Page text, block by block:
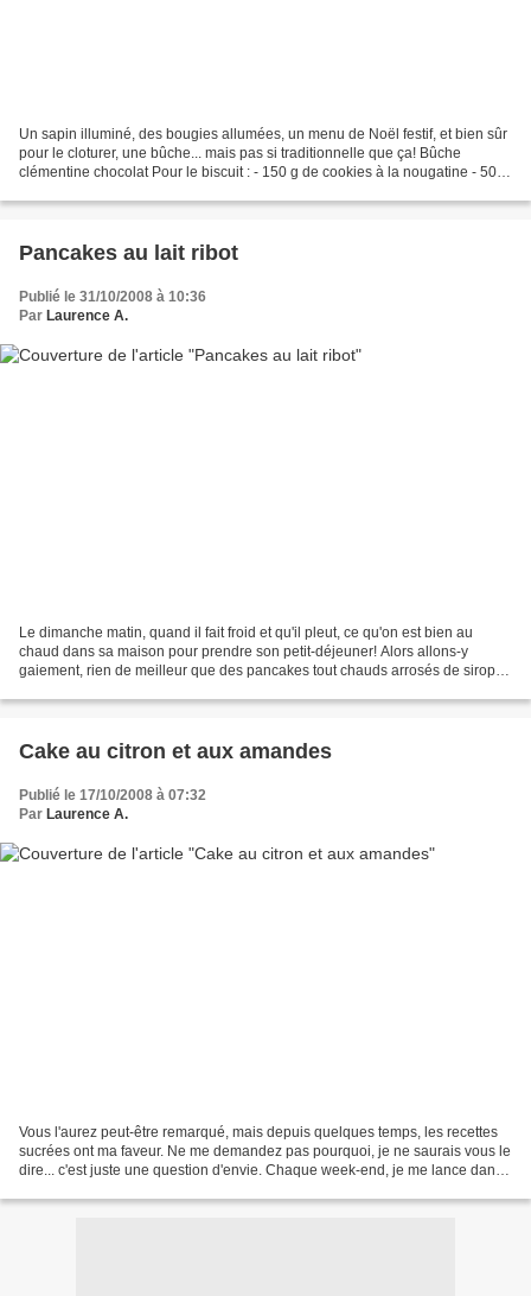
Un sapin illuminé, des bougies allumées, un menu de Noël festif, et bien sûr
pour le cloturer, une bûche... mais pas si traditionnelle que ça! Bûche
clémentine chocolat Pour le biscuit : - 150 g de cookies à la nougatine - 50 g
Pancakes au lait ribot
Publié le 31/10/2008 à 10:36
Par Laurence A.
Le dimanche matin, quand il fait froid et qu'il pleut, ce qu'on est bien au
chaud dans sa maison pour prendre son petit-déjeuner! Alors allons-y
gaiement, rien de meilleur que des pancakes tout chauds arrosés de sirop
Cake au citron et aux amandes
Publié le 17/10/2008 à 07:32
Par Laurence A.
Vous l'aurez peut-être remarqué, mais depuis quelques temps, les recettes
sucrées ont ma faveur. Ne me demandez pas pourquoi, je ne saurais vous le
dire... c'est juste une question d'envie. Chaque week-end, je me lance dans